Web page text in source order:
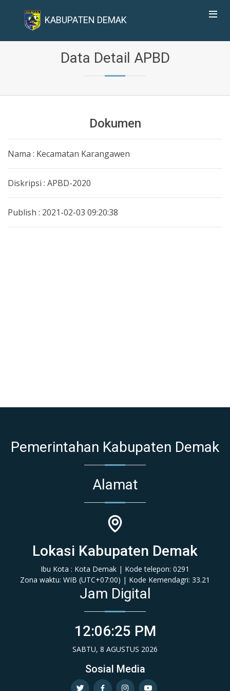
KABUPATEN DEMAK
Data Detail APBD
Dokumen
Nama : Kecamatan Karangawen
Diskripsi : APBD-2020
Publish : 2021-02-03 09:20:38
Pemerintahan Kabupaten Demak
Alamat
Lokasi Kabupaten Demak
Ibu Kota : Kota Demak | Kode telepon: 0291
Zona waktu: WIB (‎UTC+07:00‎)‎ | Kode Kemendagri: 33.21
Jam Digital
12:06:25 PM
SABTU, 8 AGUSTUS 2026
Sosial Media